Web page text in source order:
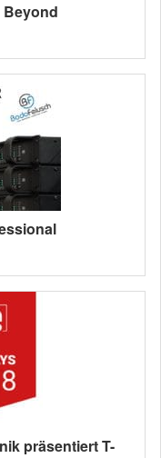
Beyond
präsentiert T-